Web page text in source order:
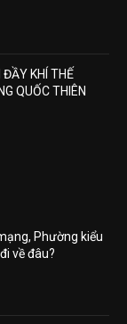
ĐẦY KHÍ THẾ
QUỐC THIÊN
Phường kiểu
về đâu?